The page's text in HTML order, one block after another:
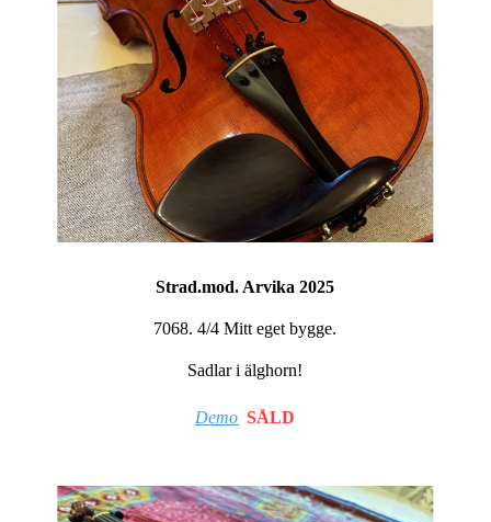
Strad.mod. Arvika 2025
7068. 4/4 Mitt eget bygge.
Sadlar i älghorn!
Demo SÅLD